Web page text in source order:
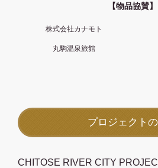
【物品協賛】
株式会社カナモト
丸駒温泉旅館
プロジェクト
CHITOSE RIVER CITY